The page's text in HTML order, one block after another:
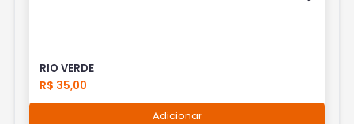
RIO VERDE
R$ 35,00
Adicionar